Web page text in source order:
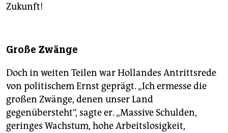
Zukunft!
Große Zwänge
Doch in weiten Teilen war Hollandes Antrittsrede
von politischem Ernst geprägt. „Ich ermesse die
großen Zwänge, denen unser Land
gegenübersteht“, sagte er. „Massive Schulden,
geringes Wachstum, hohe Arbeitslosigkeit,